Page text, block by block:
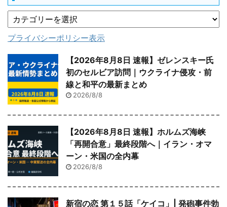
プライバシーポリシー表示
【2026年8月8日 速報】ゼレンスキー氏
初のセルビア訪問｜ウクライナ侵攻・前
線と和平の最新まとめ
2026/8/8
【2026年8月8日 速報】ホルムズ海峡
「再開合意」最終段階へ｜イラン・オマ
ーン・米国の全内幕
2026/8/8
新宿の恋 第１５話「ケイコ」| 発砲事件勃